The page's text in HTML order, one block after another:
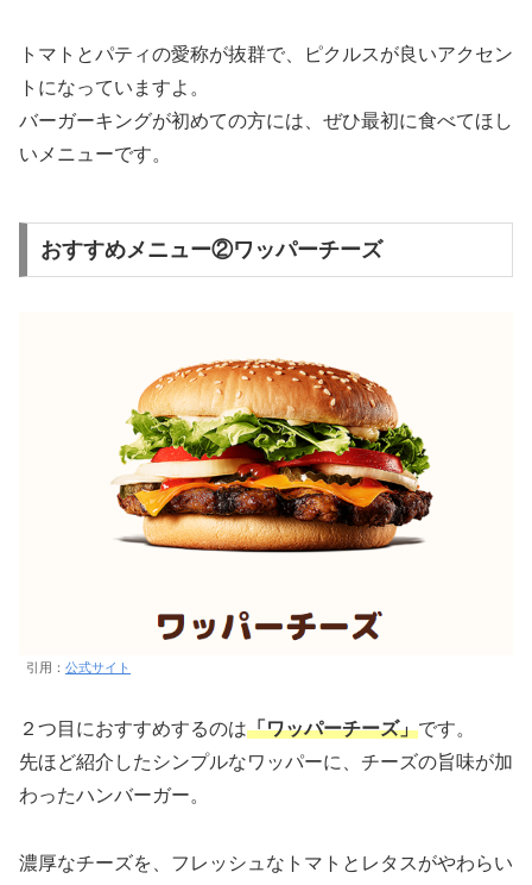
トマトとパティの愛称が抜群で、ピクルスが良いアクセン
トになっていますよ。
バーガーキングが初めての方には、ぜひ最初に食べてほし
いメニューです。
おすすめメニュー②ワッパーチーズ
引用： 公式サイト
２つ目におすすめするのは「ワッパーチーズ」です。
先ほど紹介したシンプルなワッパーに、チーズの旨味が加
わったハンバーガー。
濃厚なチーズを、フレッシュなトマトとレタスがやわらい